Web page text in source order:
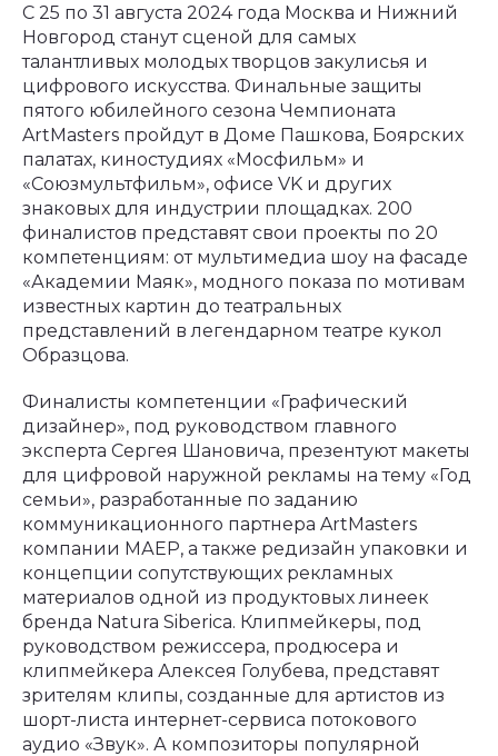
С 25 по 31 августа 2024 года Москва и Нижний
Новгород станут сценой для самых
талантливых молодых творцов закулисья и
цифрового искусства. Финальные защиты
пятого юбилейного сезона Чемпионата
ArtMasters пройдут в Доме Пашкова, Боярских
палатах, киностудиях «Мосфильм» и
«Союзмультфильм», офисе VK и других
знаковых для индустрии площадках. 200
финалистов представят свои проекты по 20
компетенциям: от мультимедиа шоу на фасаде
«Академии Маяк», модного показа по мотивам
известных картин до театральных
представлений в легендарном театре кукол
Образцова.
Финалисты компетенции «Графический
дизайнер», под руководством главного
эксперта Сергея Шановича, презентуют макеты
для цифровой наружной рекламы на тему «Год
семьи», разработанные по заданию
коммуникационного партнера ArtMasters
компании МАЕР, а также редизайн упаковки и
концепции сопутствующих рекламных
материалов одной из продуктовых линеек
бренда Natura Siberica. Клипмейкеры, под
руководством режиссера, продюсера и
клипмейкера Алексея Голубева, представят
зрителям клипы, созданные для артистов из
шорт-листа интернет-сервиса потокового
аудио «Звук». А композиторы популярной